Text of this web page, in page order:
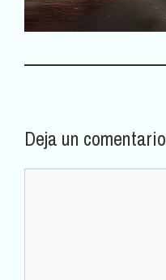
Deja un comentario